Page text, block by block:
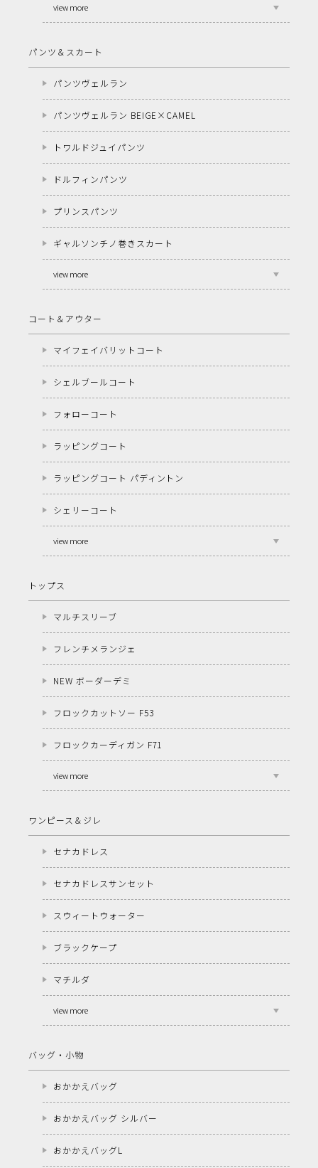
view more
パンツ＆スカート
パンツヴェルラン
パンツヴェルラン BEIGE×CAMEL
トワルドジュイパンツ
ドルフィンパンツ
プリンスパンツ
ギャルソンチノ巻きスカート
view more
コート＆アウター
マイフェイバリットコート
シェルブールコート
フォローコート
ラッピングコート
ラッピングコート パディントン
シェリーコート
view more
トップス
マルチスリーブ
フレンチメランジェ
NEW ボーダーデミ
フロックカットソー F53
フロックカーディガン F71
view more
ワンピース＆ジレ
セナカドレス
セナカドレスサンセット
スウィートウォーター
ブラックケープ
マチルダ
view more
バッグ・小物
おかかえバッグ
おかかえバッグ シルバー
おかかえバッグL